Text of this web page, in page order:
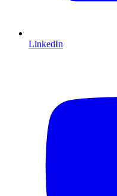
LinkedIn